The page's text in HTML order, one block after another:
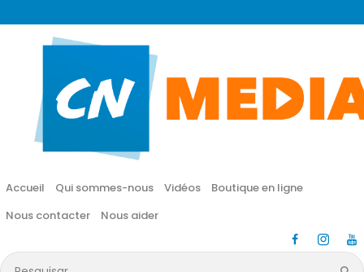
Accueil Qui sommes-nous Vidéos
Boutique en ligne
Nous contacter
Nous aider
Pesquisar
CN MÉDIA
Une vie nouvelle en JESUS !
Accueil
Vidéos
Boutique en ligne